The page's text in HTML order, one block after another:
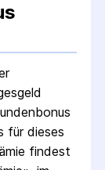
für dieses
findest